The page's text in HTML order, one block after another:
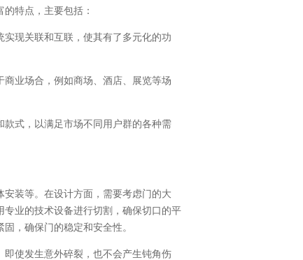
特点，主要包括：
现关联和互联，使其有了多元化的功
业场合，例如商场、酒店、展览等场
式，以满足市场不同用户群的各种需
装等。在设计方面，需要考虑门的大
业的技术设备进行切割，确保切口的平
，确保门的稳定和安全性。
使发生意外碎裂，也不会产生钝角伤